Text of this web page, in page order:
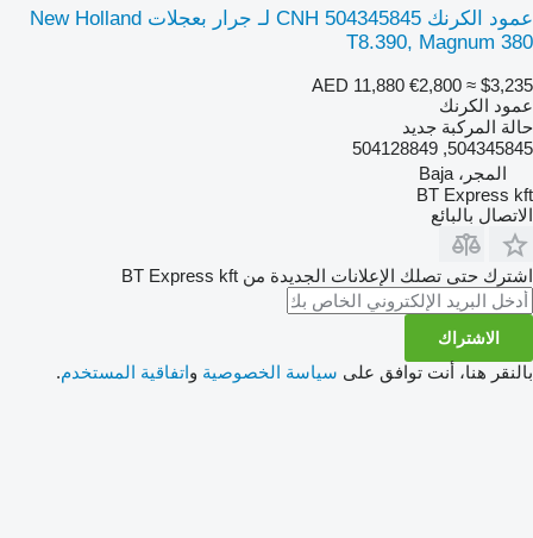
عمود الكرنك CNH 504345845 لـ جرار بعجلات New Holland
T8.390, Magnum 380
AED 11,880 €2,800 ≈ $3,235
عمود الكرنك
حالة المركبة جديد
504345845, 504128849
المجر، Baja
BT Express kft
الاتصال بالبائع
اشترك حتى تصلك الإعلانات الجديدة من BT Express kft
الاشتراك
بالنقر هنا، أنت توافق على سياسة الخصوصية واتفاقية المستخدم.